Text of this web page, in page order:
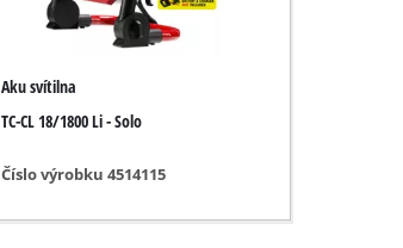
Aku svítilna
TC-CL 18/1800 Li - Solo
Číslo výrobku 4514115